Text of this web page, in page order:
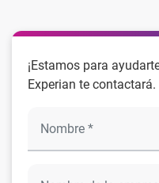
¡Estamos para
Experian te contactará.